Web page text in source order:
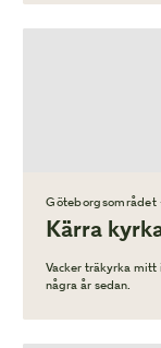
Göteborgsområdet
Kärra
Vacker träkyrka
några år sedan.